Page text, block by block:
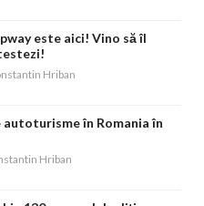
este aici! Vino să îl
Hriban
în Romania în
Hriban